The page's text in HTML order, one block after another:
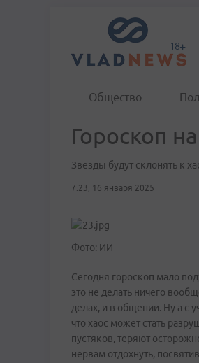
Общество
Гороскоп
Звезды будут склонять к
7:23, 16 января 2025
Фото: ИИ
Сегодня гороскоп мало
это не делать ничего
делах, и в общении. Ну а с
что хаос может стать
пустяков, теряют
нервам отдохнуть,